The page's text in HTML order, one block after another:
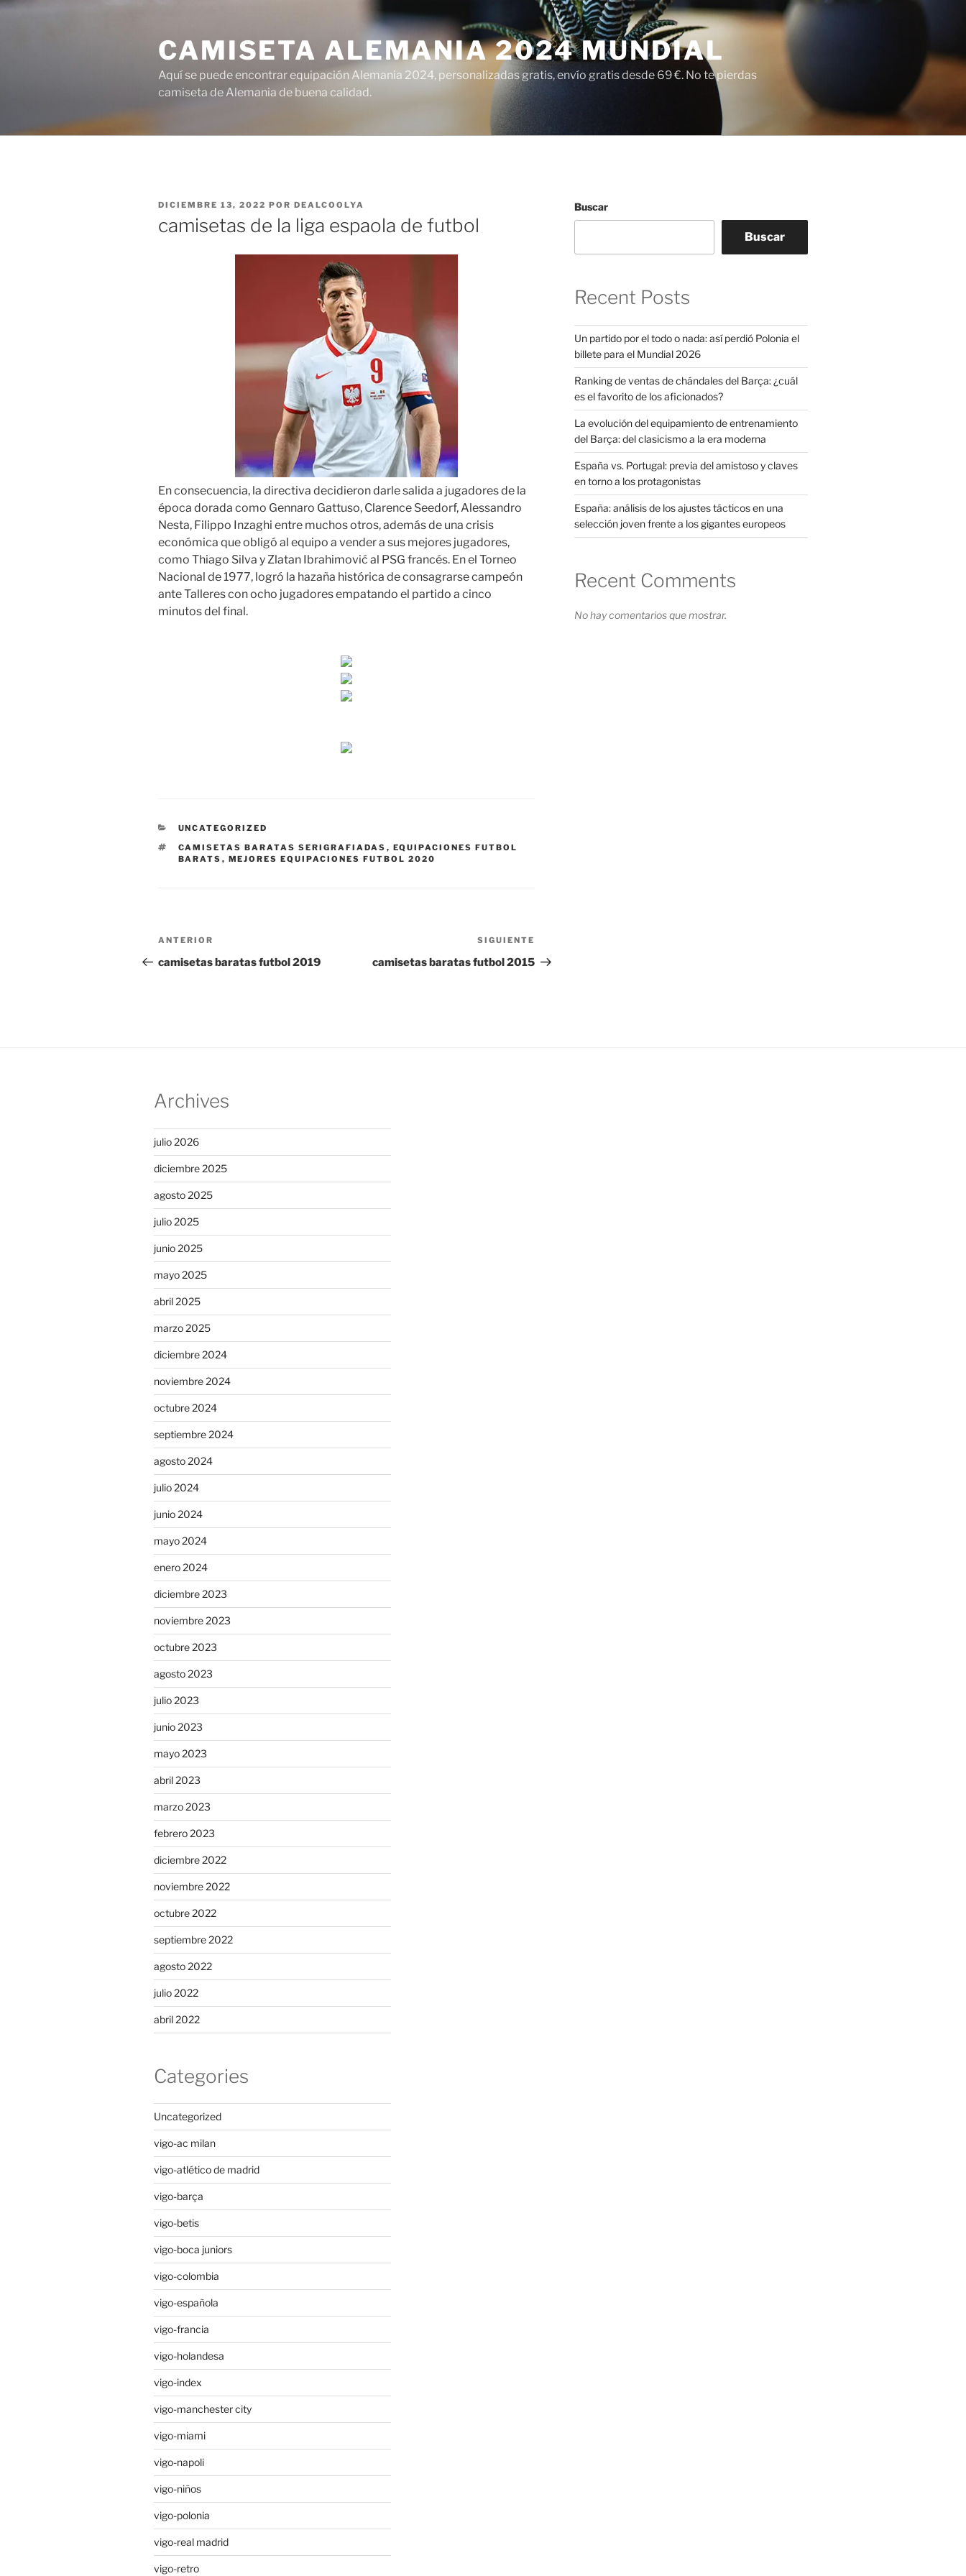
Saltar
CAMISETA ALEMANIA 2024 MUNDIAL
Aquí se puede encontrar equipación Alemania 2024, personalizadas gratis, envío gratis desde 69 €. No te pierdas
camiseta de Alemania de buena calidad.
PUBLICADO
DICIEMBRE 13, 2022 POR DEALCOOLYA
camisetas de la liga espaola de futbol
En consecuencia, la directiva decidieron darle salida a jugadores de la
época dorada como Gennaro Gattuso, Clarence Seedorf, Alessandro
Nesta, Filippo Inzaghi entre muchos otros, además de una crisis
económica que obligó al equipo a vender a sus mejores jugadores,
como Thiago Silva y Zlatan Ibrahimović al PSG francés. En el Torneo
Nacional de 1977, logró la hazaña histórica de consagrarse campeón
ante Talleres con ocho jugadores empatando el partido a cinco
minutos del final.
CATEGORÍAS
UNCATEGORIZED
ETIQUETAS
CAMISETAS BARATAS SERIGRAFIADAS , EQUIPACIONES FUTBOL
BARATS , MEJORES EQUIPACIONES FUTBOL 2020
Navegación
de
Entrada
anterior:
ANTERIOR
camisetas baratas futbol 2019
entrada
SIGUIENTE
camisetas baratas futbol 2015
Buscar
Buscar
Recent Posts
Un partido por el todo o nada: así perdió Polonia el
billete para el Mundial 2026
Ranking de ventas de chándales del Barça: ¿cuál
es el favorito de los aficionados?
La evolución del equipamiento de entrenamiento
del Barça: del clasicismo a la era moderna
España vs. Portugal: previa del amistoso y claves
en torno a los protagonistas
España: análisis de los ajustes tácticos en una
selección joven frente a los gigantes europeos
Recent Comments
No hay comentarios que mostrar.
Archives
julio 2026
diciembre 2025
agosto 2025
julio 2025
junio 2025
mayo 2025
abril 2025
marzo 2025
diciembre 2024
noviembre 2024
octubre 2024
septiembre 2024
agosto 2024
julio 2024
junio 2024
mayo 2024
enero 2024
diciembre 2023
noviembre 2023
octubre 2023
agosto 2023
julio 2023
junio 2023
mayo 2023
abril 2023
marzo 2023
febrero 2023
diciembre 2022
noviembre 2022
octubre 2022
septiembre 2022
agosto 2022
julio 2022
abril 2022
Categories
Uncategorized
vigo-ac milan
vigo-atlético de madrid
vigo-barça
vigo-betis
vigo-boca juniors
vigo-colombia
vigo-española
vigo-francia
vigo-holandesa
vigo-index
vigo-manchester city
vigo-miami
vigo-napoli
vigo-niños
vigo-polonia
vigo-real madrid
vigo-retro